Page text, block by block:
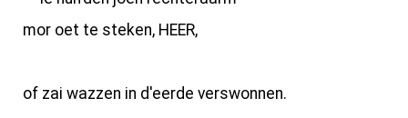
mor oet te steken, HEER,
of zai wazzen in d'eerde verswonnen.